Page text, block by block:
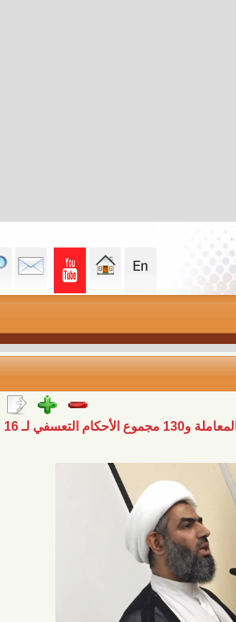
التقرير الأسبوعي لمنتدى البحرين: 66 حالة تعذيب وسوء المعاملة و130 مجموع الأحكام التعسفي لـ 16 مواطن